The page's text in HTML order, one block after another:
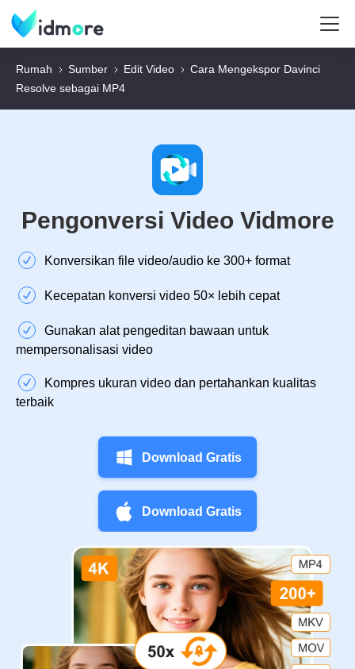
Rumah Sumber Edit Video
Cara Mengekspor Davinci
Resolve sebagai MP4
Pengonversi Video Vidmore
Konversikan file video/audio ke 300+ format
Kecepatan konversi video 50× lebih cepat
Gunakan alat pengeditan bawaan untuk
mempersonalisasi video
Kompres ukuran video dan pertahankan kualitas
terbaik
Download Gratis
Download Gratis